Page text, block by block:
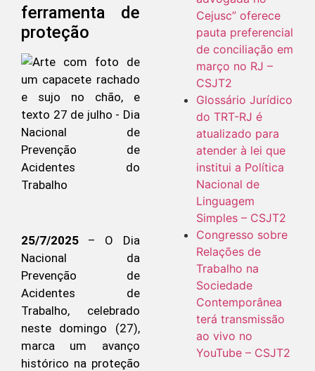
ferramenta de
proteção
25/7/2025 – O Dia
Nacional da
Prevenção de
Acidentes de
Trabalho, celebrado
neste domingo (27),
marca um avanço
histórico na proteção
Cejusc” oferece
pauta preferencial
de conciliação em
março no RJ –
CSJT2
Glossário Jurídico
do TRT-RJ é
atualizado para
atender à lei que
institui a Política
Nacional de
Linguagem
Simples – CSJT2
Congresso sobre
Relações de
Trabalho na
Sociedade
Contemporânea
terá transmissão
ao vivo no
YouTube – CSJT2